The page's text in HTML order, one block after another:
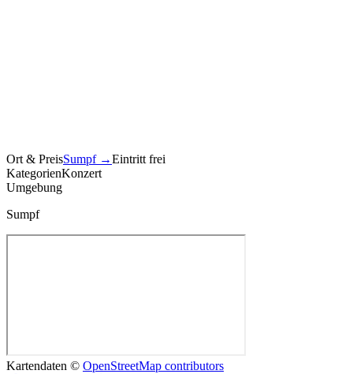
Ort & PreisSumpf→Eintritt frei
KategorienKonzert
Umgebung
Sumpf
Kartendaten © OpenStreetMap contributors